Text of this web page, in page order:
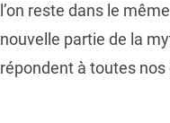
l’on reste dans le
nouvelle partie de la
répondent à toutes